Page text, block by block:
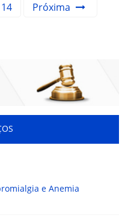
14 Próxima
e Anemia